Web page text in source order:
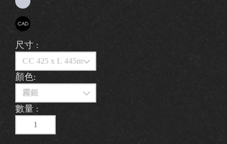
尺寸 :
顏色:
數量 :